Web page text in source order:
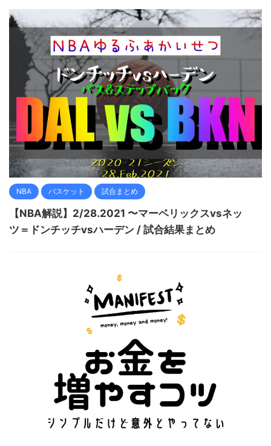
NBA バスケット 試合まとめ
【NBA解説】2/28.2021 〜マーベリックスvsネッ
ツ＝ドンチッチvsハーデン / 試合結果まとめ